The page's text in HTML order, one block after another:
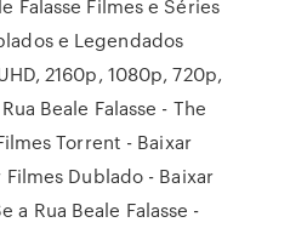
Falasse Filmes e Séries
e Legendados
2160p, 1080p, 720p,
Beale Falasse - The
Torrent - Baixar
Dublado - Baixar
a Rua Beale Falasse -